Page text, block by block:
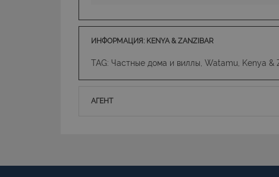
ИНФОРМАЦИЯ: KENYA & ZANZIBAR
TAG: Частные дома и виллы, Watamu, Kenya &
АГЕНТ